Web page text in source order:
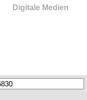
Digitale Medien